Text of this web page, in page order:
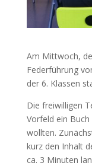
Am Mittwoch,
Federführung
der 6. Klassen
Die freiwilligen
Vorfeld ein
wollten.
kurz den Inhalt
ca. 3 Minuten